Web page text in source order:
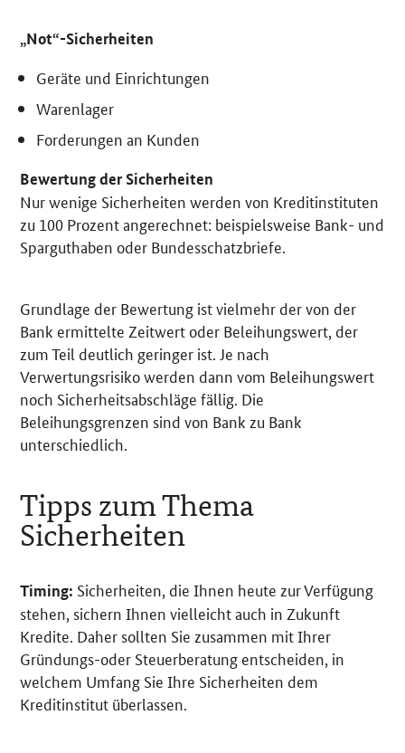
„Not“-Sicherheiten
Geräte und Einrichtungen
Warenlager
Forderungen an Kunden
Bewertung der Sicherheiten
Nur wenige Sicherheiten werden von Kreditinstituten
zu 100 Prozent angerechnet: beispielsweise Bank- und
Sparguthaben oder Bundesschatzbriefe.
Grundlage der Bewertung ist vielmehr der von der
Bank ermittelte Zeitwert oder Beleihungswert, der
zum Teil deutlich geringer ist. Je nach
Verwertungsrisiko werden dann vom Beleihungswert
noch Sicherheitsabschläge fällig. Die
Beleihungsgrenzen sind von Bank zu Bank
unterschiedlich.
Tipps zum Thema
Sicherheiten
Timing: Sicherheiten, die Ihnen heute zur Verfügung
stehen, sichern Ihnen vielleicht auch in Zukunft
Kredite. Daher sollten Sie zusammen mit Ihrer
Gründungs-oder Steuerberatung entscheiden, in
welchem Umfang Sie Ihre Sicherheiten dem
Kreditinstitut überlassen.